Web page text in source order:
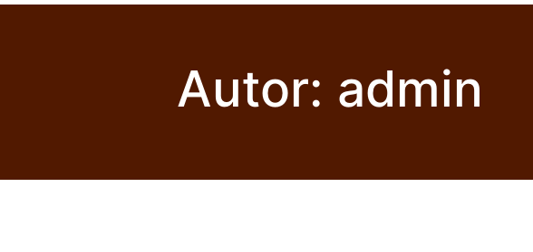
Autor: admin